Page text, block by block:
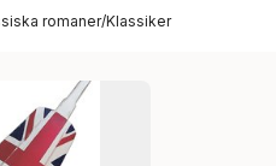
romaner/Klassiker